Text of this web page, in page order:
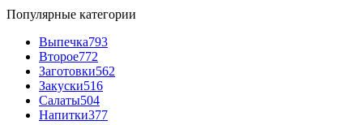
Популярные категории
Выпечка793
Второе772
Заготовки562
Закуски516
Салаты504
Напитки377